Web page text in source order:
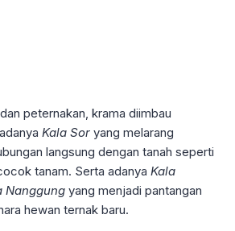
peternakan, krama diimbau
Kala Sor yang melarang
langsung dengan tanah seperti
tanam. Serta adanya Kala
Nanggung yang menjadi pantangan
hewan ternak baru.